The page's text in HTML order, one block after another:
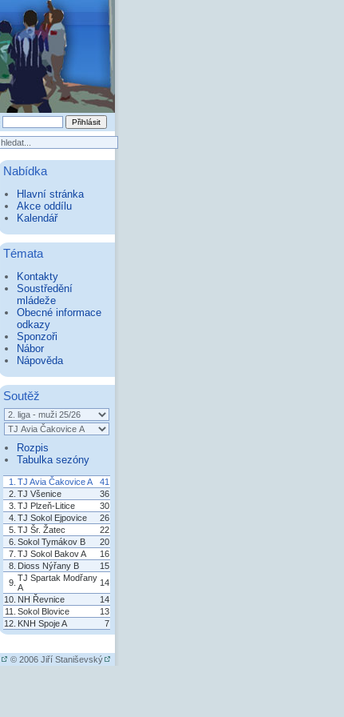
Nabídka
Hlavní stránka
Akce oddílu
Kalendář
Témata
Kontakty
Soustředění
mládeže
Obecné informace
odkazy
Sponzoři
Nábor
Nápověda
Soutěž
Rozpis
Tabulka sezóny
1. TJ Avia Čakovice A
41
2. TJ Všenice
36
3. TJ Plzeň-Litice
30
4. TJ Sokol Ejpovice
26
5. TJ Šr. Žatec
22
6. Sokol Tymákov B
20
7. TJ Sokol Bakov A
16
8. Dioss Nýřany B
15
9. TJ Spartak Modřany
A
14
10. NH Řevnice
14
11. Sokol Blovice
13
12. KNH Spoje A 7
© 2006 Jiří Staniševský